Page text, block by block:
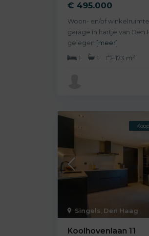
€ 495.000
Woon- en/of
garage in hartje van Den
gelegen [meer]
1
1 173 m2
Singels Den Haag
Koolhovenlaan 11